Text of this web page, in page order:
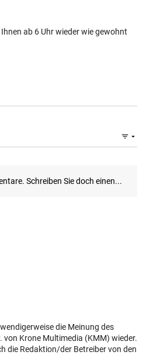
ab 6 Uhr wieder wie gewohnt
die Meinung des
Krone Multimedia (KMM) wieder.
die Redaktion/der Betreiber von den